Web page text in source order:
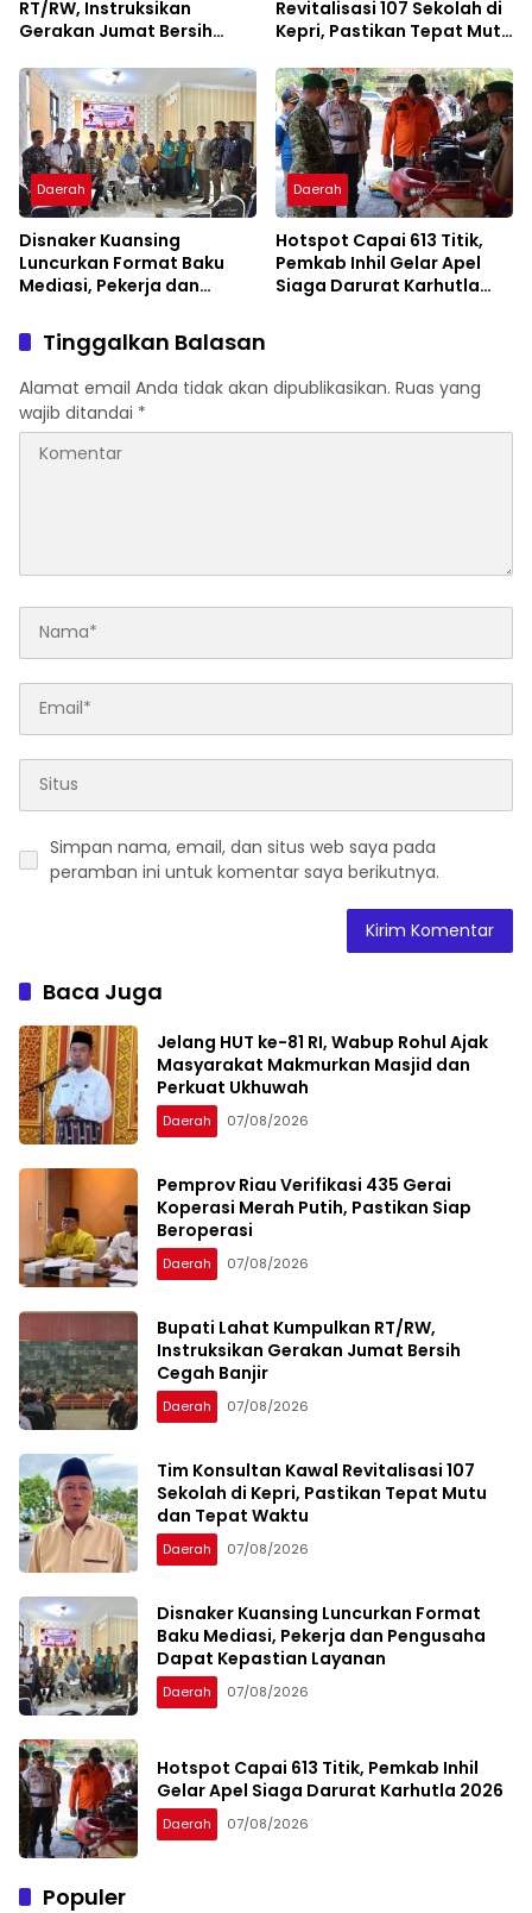
RT/RW, Instruksikan
Gerakan Jumat Bersih
Revitalisasi 107 Sekolah di
Kepri, Pastikan Tepat Mutu
Daerah
Disnaker Kuansing
Luncurkan Format Baku
Mediasi, Pekerja dan
Kepastian Layanan
Daerah
Hotspot Capai 613 Titik,
Pemkab Inhil Gelar Apel
Siaga Darurat Karhutla
Tinggalkan Balasan
Alamat email Anda tidak akan dipublikasikan. Ruas yang
wajib ditandai *
Simpan nama, email, dan situs web saya pada
peramban ini untuk komentar saya berikutnya.
Baca Juga
Jelang HUT ke-81 RI, Wabup Rohul Ajak
Masyarakat Makmurkan Masjid dan
Perkuat Ukhuwah
Daerah 07/08/2026
Pemprov Riau Verifikasi 435 Gerai
Koperasi Merah Putih, Pastikan Siap
Beroperasi
Daerah 07/08/2026
Bupati Lahat Kumpulkan RT/RW,
Instruksikan Gerakan Jumat Bersih
Cegah Banjir
Daerah 07/08/2026
Tim Konsultan Kawal Revitalisasi 107
Sekolah di Kepri, Pastikan Tepat Mutu
dan Tepat Waktu
Daerah 07/08/2026
Disnaker Kuansing Luncurkan Format
Baku Mediasi, Pekerja dan Pengusaha
Dapat Kepastian Layanan
Daerah 07/08/2026
Hotspot Capai 613 Titik, Pemkab Inhil
Gelar Apel Siaga Darurat Karhutla 2026
Daerah 07/08/2026
Populer